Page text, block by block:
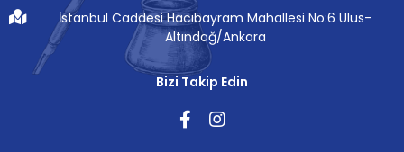
İstanbul Caddesi Hacıbayram Mahallesi No:6 Ulus-
Altındağ/Ankara
Bizi Takip Edin